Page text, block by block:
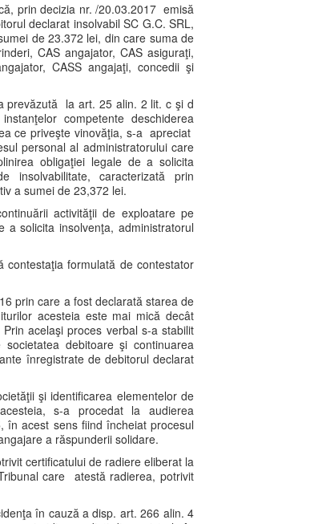
prin decizia nr. /20.03.2017 emisă
declarat insolvabil SC G.C. SRL,
de 23.372 lei, din care suma de
CAS angajator, CAS asiguraţi,
CASS angajaţi, concedii şi
prevăzută la art. 25 alin. 2 lit. c şi d
competente deschiderea
ce priveşte vinovăţia, s-a apreciat
personal al administratorului care
obligaţiei legale de a solicita
insolvabilitate, caracterizată prin
a sumei de 23,372 lei.
activităţii de exploatare pe
solicita insolvenţa, administratorul
contestaţia formulată de contestator
prin care a fost declarată starea de
acesteia este mai mică decât
acelaşi proces verbal s-a stabilit
debitoare şi continuarea
înregistrate de debitorul declarat
şi identificarea elementelor de
s-a procedat la audierea
în acest sens fiind încheiat procesul
a răspunderii solidare.
certificatului de radiere eliberat la
care atestă radierea, potrivit
în cauză a disp. art. 266 alin. 4